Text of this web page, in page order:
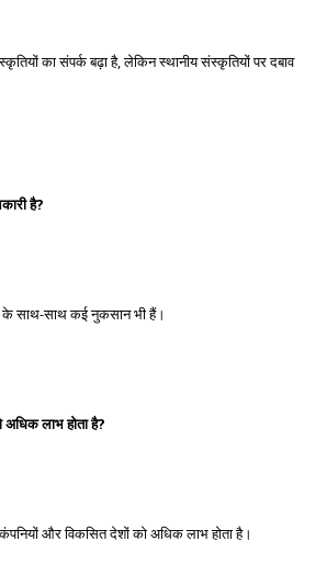
का संपर्क बढ़ा है, लेकिन स्थानीय संस्कृतियों पर दबाव
है?
के साथ-साथ कई नुकसान भी हैं।
अधिक लाभ होता है?
कंपनियों और विकसित देशों को अधिक लाभ होता है।